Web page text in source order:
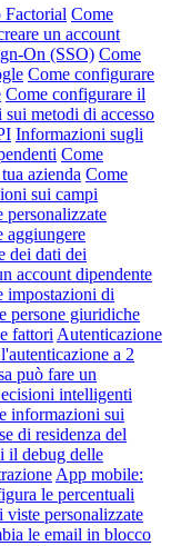
Factorial Come
un account
On (SSO) Come
Come configurare
Come configurare il
metodi di accesso
Informazioni sugli
Come
azienda Come
sui campi
aggiungere
dei dati dei
account dipendente
impostazioni di
persone giuridiche
fattori Autenticazione
a 2
può fare un
intelligenti
informazioni sui
di residenza del
il debug delle
App mobile:
le percentuali
personalizzate
le email in blocco